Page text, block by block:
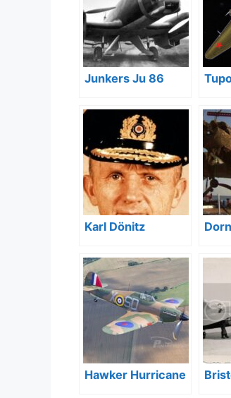
Junkers Ju 86
Karl Dönitz
Hawker Hurricane